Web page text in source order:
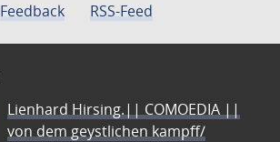
Feedback
RSS-Feed
Lienhard Hirsing.|| COMOEDIA ||
von dem geystlichen kampff/